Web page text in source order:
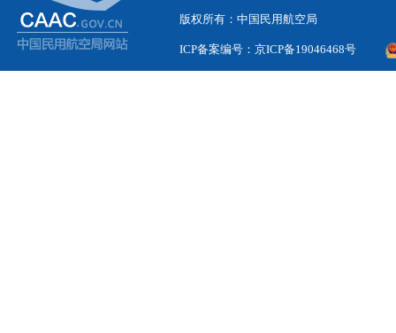
版权所有：中国民用航空局
ICP备案编号：京ICP备19046468号